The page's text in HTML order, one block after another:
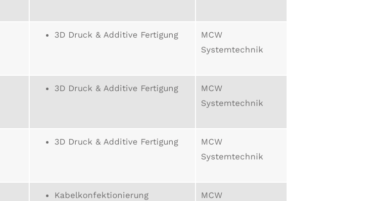
3D Druck & Additive Fertigung
MCW
Systemtechnik
3D Druck & Additive Fertigung
MCW
Systemtechnik
3D Druck & Additive Fertigung
MCW
Systemtechnik
Kabelkonfektionierung
MCW